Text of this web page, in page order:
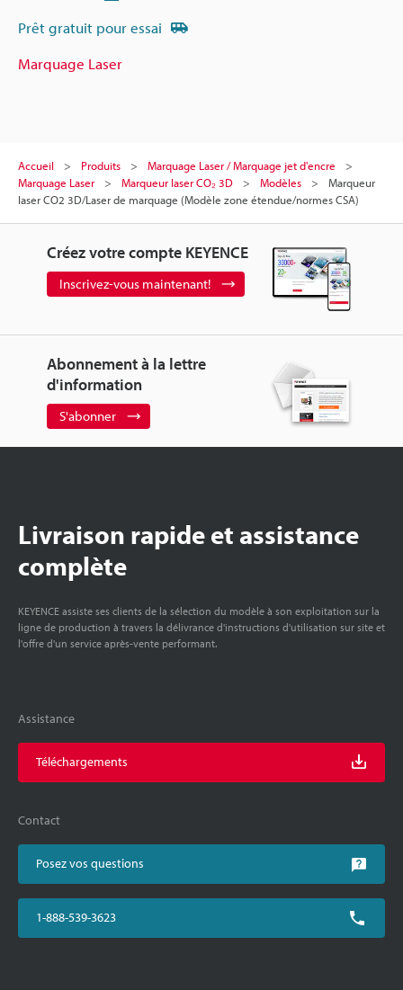
Prêt gratuit pour essai
Marquage Laser
Accueil Produits
Marquage Laser / Marquage jet d'encre
Marquage Laser
Marqueur laser CO₂ 3D Modèles
Marqueur
laser CO2 3D/Laser de marquage (Modèle zone étendue/normes CSA)
Créez votre compte KEYENCE
Inscrivez-vous maintenant!
Abonnement à la lettre
d'information
S'abonner
Livraison rapide et assistance
complète
KEYENCE assiste ses clients de la sélection du modèle à son exploitation sur la
ligne de production à travers la délivrance d'instructions d'utilisation sur site et
l'offre d'un service après-vente performant.
Assistance
Téléchargements
Contact
Posez vos questions
1-888-539-3623